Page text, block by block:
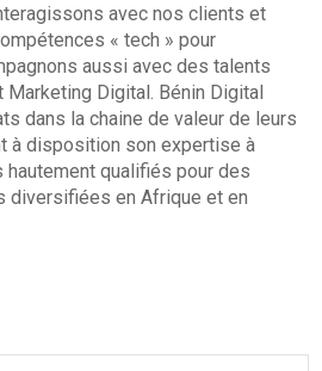
avec nos clients et
« tech » pour
aussi avec des talents
Marketing Digital. Bénin Digital
dans la chaine de valeur de leurs
à disposition son expertise à
qualifiés pour des
diversifiées en Afrique et en